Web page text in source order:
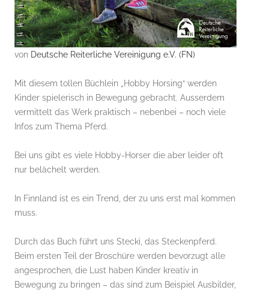
von Deutsche Reiterliche Vereinigung e.V. (FN)
Mit diesem tollen Büchlein „Hobby Horsing“ werden
Kinder spielerisch in Bewegung gebracht. Ausserdem
vermittelt das Werk praktisch – nebenbei – noch viele
Infos zum Thema Pferd.
Bei uns gibt es viele Hobby-Horser die aber leider oft
nur belächelt werden.
In Finnland ist es ein Trend, der zu uns erst mal kommen
muss.
Durch das Buch führt uns Stecki, das Steckenpferd.
Beim ersten Teil der Broschüre werden bevorzugt alle
angesprochen, die Lust haben Kinder kreativ in
Bewegung zu bringen – das sind zum Beispiel Ausbilder,